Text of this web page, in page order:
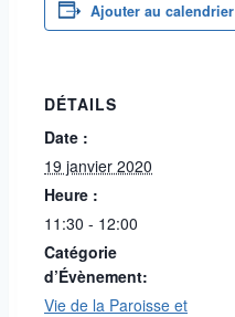
Ajouter au calendrier
DÉTAILS
Date :
19 janvier 2020
Heure :
11:30 - 12:00
Catégorie
d’Évènement:
Vie de la Paroisse et